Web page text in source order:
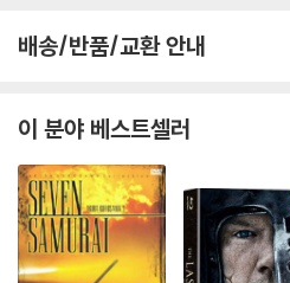
배송/반품/교환 안내
이 분야 베스트셀러